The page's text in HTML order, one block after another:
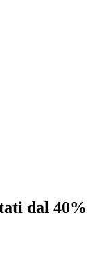
dal 40%